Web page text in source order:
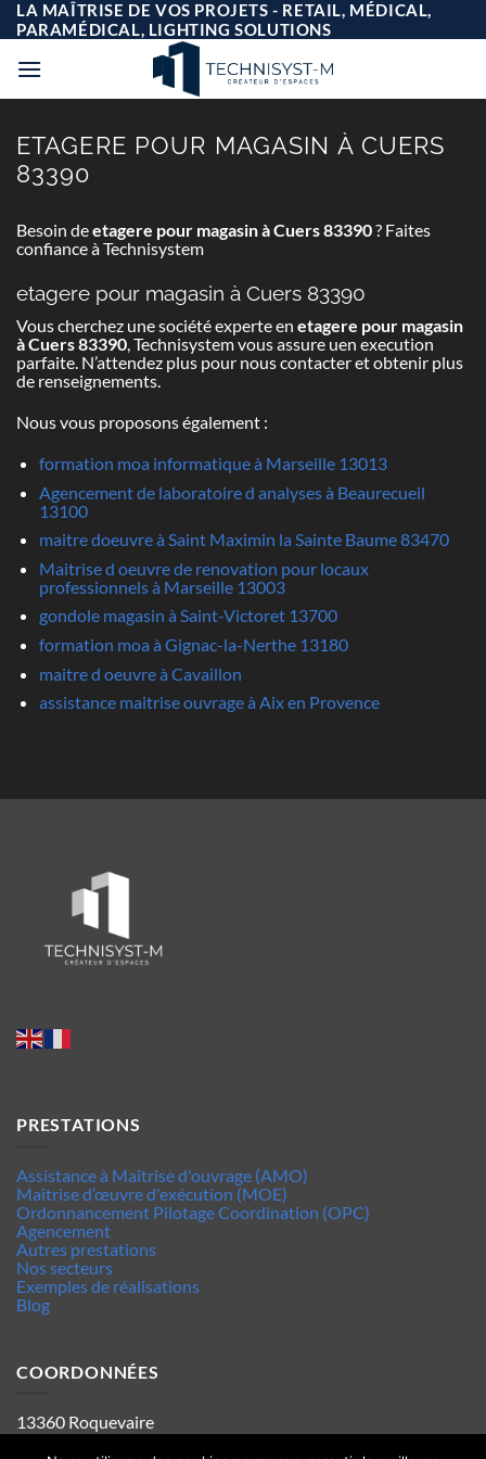
Passer
au
contenu
LA MAÎTRISE DE VOS PROJETS - RETAIL, MÉDICAL,
PARAMÉDICAL, LIGHTING SOLUTIONS
ETAGERE POUR MAGASIN À CUERS
83390
Besoin deetagere pour magasin à Cuers 83390? Faites
confiance à Technisystem
etagere pour magasin à Cuers 83390
Vous cherchez une société experte en etagere pour magasin
à Cuers 83390, Technisystem vous assure uen execution
parfaite. N’attendez plus pour nous contacter et obtenir plus
de renseignements.
Nous vous proposons également :
formation moa informatique à Marseille 13013
Agencement de laboratoire d analyses à Beaurecueil
13100
maitre doeuvre à Saint Maximin la Sainte Baume 83470
Maitrise d oeuvre de renovation pour locaux
professionnels à Marseille 13003
gondole magasin à Saint-Victoret 13700
formation moa à Gignac-la-Nerthe 13180
maitre d oeuvre à Cavaillon
assistance maitrise ouvrage à Aix en Provence
PRESTATIONS
Assistance à Maîtrise d'ouvrage (AMO)
Maîtrise d’œuvre d'exécution (MOE)
Ordonnancement Pilotage Coordination (OPC)
Agencement
Autres prestations
Nos secteurs
Exemples de réalisations
Blog
COORDONNÉES
13360 Roquevaire
Tel : 06.63.70.62.44